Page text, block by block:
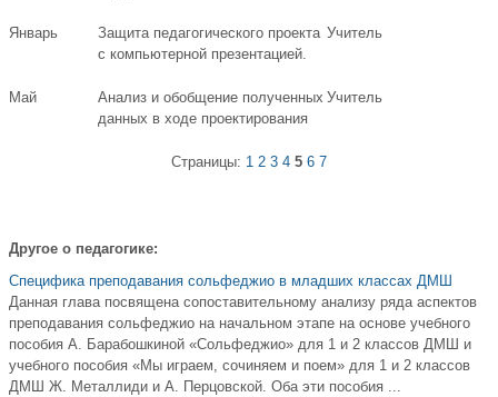
Январь
Защита педагогического проекта
с компьютерной презентацией.
Учитель
Май
Анализ и обобщение полученных
данных в ходе проектирования
Учитель
Страницы: 1 2 3 4 5 6 7
Другое о педагогике:
Специфика преподавания сольфеджио в младших классах ДМШ
Данная глава посвящена сопоставительному анализу ряда аспектов
преподавания сольфеджио на начальном этапе на основе учебного
пособия А. Барабошкиной «Сольфеджио» для 1 и 2 классов ДМШ и
учебного пособия «Мы играем, сочиняем и поем» для 1 и 2 классов
ДМШ Ж. Металлиди и А. Перцовской. Оба эти пособия ...